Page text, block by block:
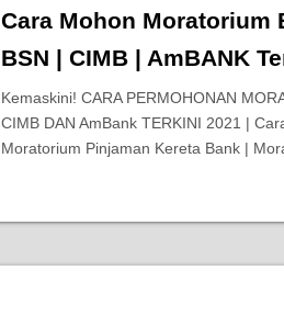
Cara Mohon Moratorium
BSN | CIMB | AmBANK
Kemaskini! CARA PERMOHONAN
CIMB DAN AmBank TERKINI 2021 |
Moratorium Pinjaman Kereta Bank |